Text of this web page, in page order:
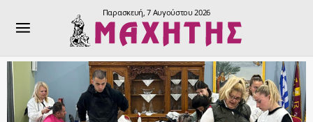
Παρασκευή, 7 Αυγούστου 2026